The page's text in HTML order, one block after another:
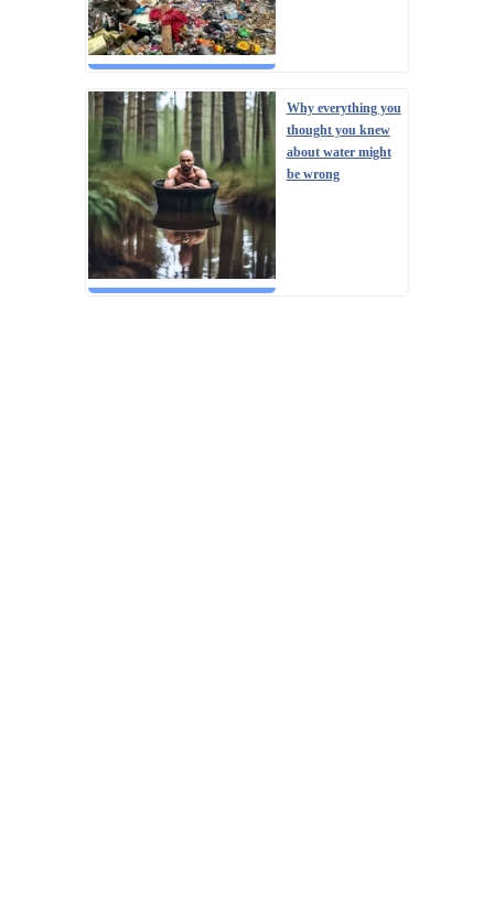
Why everything you
thought you knew
about water might
be wrong